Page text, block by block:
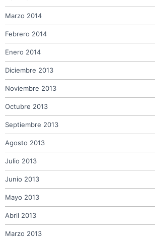
Marzo 2014
Febrero 2014
Enero 2014
Diciembre 2013
Noviembre 2013
Octubre 2013
Septiembre 2013
Agosto 2013
Julio 2013
Junio 2013
Mayo 2013
Abril 2013
Marzo 2013